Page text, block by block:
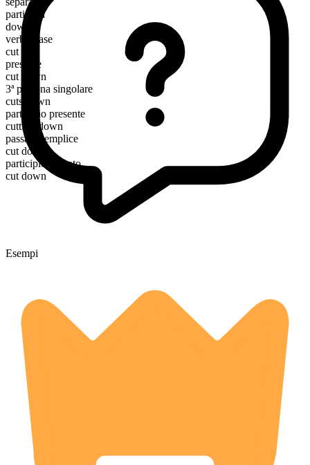
particella
down
verbo base
cut
presente
cut down
3ª persona singolare
cuts down
participio presente
cutting down
passato semplice
cut down
participio passato
cut down
Esempi